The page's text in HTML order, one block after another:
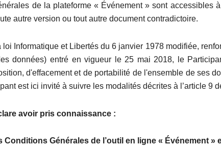
de la plateforme « Événement » sont accessibles
autre version ou tout autre document contradictoire.
loi Informatique et Libertés du 6 janvier 1978 modifiée,
données) entré en vigueur le 25 mai 2018, le
d'effacement et de portabilité de l'ensemble de ses
est ici invité à suivre les modalités décrites à l’article 9
avoir pris connaissance :
Conditions Générales de l’outil en ligne « Événement